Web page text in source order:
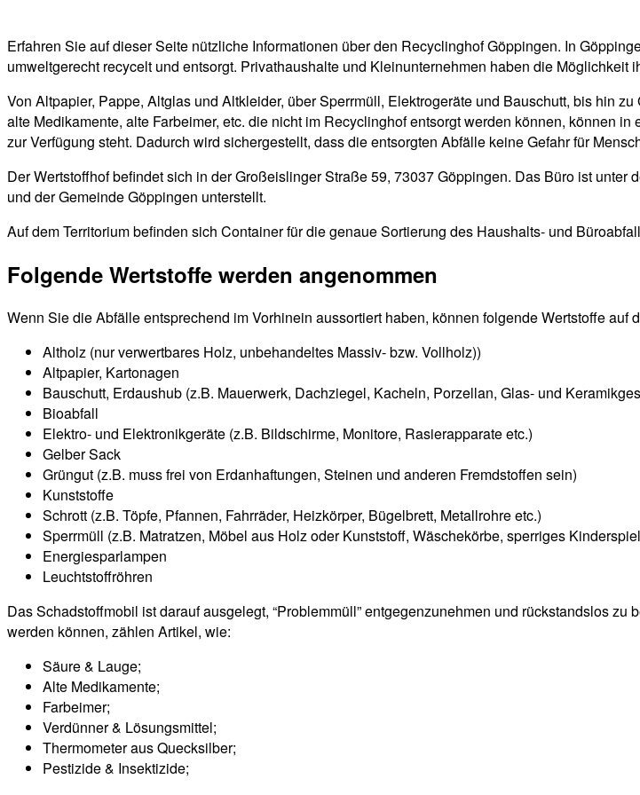
Erfahren Sie auf dieser Seite nützliche Informationen über den Recyclinghof Göppingen. In
umweltgerecht recycelt und entsorgt. Privathaushalte und Kleinunternehmen haben die Möglichkeit
Von Altpapier, Pappe, Altglas und Altkleider, über Sperrmüll, Elektrogeräte und Bauschutt, bis hin
alte Medikamente, alte Farbeimer, etc. die nicht im Recyclinghof entsorgt werden können, können
zur Verfügung steht. Dadurch wird sichergestellt, dass die entsorgten Abfälle keine Gefahr für
Der Wertstoffhof befindet sich in der Großeislinger Straße 59, 73037 Göppingen. Das Büro ist
und der Gemeinde Göppingen unterstellt.
Auf dem Territorium befinden sich Container für die genaue Sortierung des Haushalts- und
Folgende Wertstoffe werden angenommen
Wenn Sie die Abfälle entsprechend im Vorhinein aussortiert haben, können folgende Wertstoffe auf
Altholz (nur verwertbares Holz, unbehandeltes Massiv- bzw. Vollholz))
Altpapier, Kartonagen
Bauschutt, Erdaushub (z.B. Mauerwerk, Dachziegel, Kacheln, Porzellan, Glas- und
Bioabfall
Elektro- und Elektronikgeräte (z.B. Bildschirme, Monitore, Rasierapparate etc.)
Gelber Sack
Grüngut (z.B. muss frei von Erdanhaftungen, Steinen und anderen Fremdstoffen sein)
Kunststoffe
Schrott (z.B. Töpfe, Pfannen, Fahrräder, Heizkörper, Bügelbrett, Metallrohre etc.)
Sperrmüll (z.B. Matratzen, Möbel aus Holz oder Kunststoff, Wäschekörbe, sperriges
Energiesparlampen
Leuchtstoffröhren
Das Schadstoffmobil ist darauf ausgelegt, “Problemmüll” entgegenzunehmen und rückstandslos
werden können, zählen Artikel, wie:
Säure & Lauge;
Alte Medikamente;
Farbeimer;
Verdünner & Lösungsmittel;
Thermometer aus Quecksilber;
Pestizide & Insektizide;